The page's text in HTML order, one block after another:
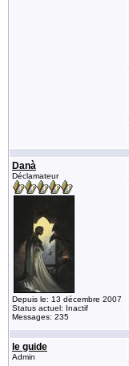
Danà
Déclamateur
Depuis le: 13 décembre 2007
Status actuel: Inactif
Messages: 235
le guide
Admin